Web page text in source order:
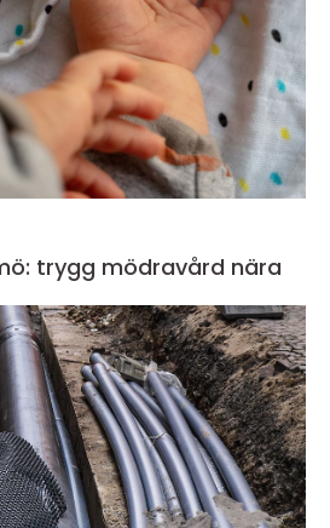
trygg mödravård nära